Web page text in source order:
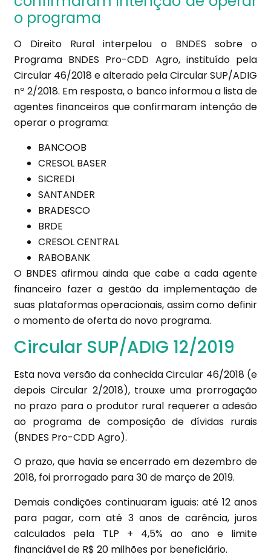
o programa
O Direito Rural interpelou o BNDES sobre o
Programa BNDES Pro-CDD Agro, instituído pela
Circular 46/2018 e alterado pela Circular SUP/ADIG
nº 2/2018. Em resposta, o banco informou a lista de
agentes financeiros que confirmaram intenção de
operar o programa:
BANCOOB
CRESOL BASER
SICREDI
SANTANDER
BRADESCO
BRDE
CRESOL CENTRAL
RABOBANK
O BNDES afirmou ainda que cabe a cada agente
financeiro fazer a gestão da implementação de
suas plataformas operacionais, assim como definir
o momento de oferta do novo programa.
Circular SUP/ADIG 12/2019
Esta nova versão da conhecida Circular 46/2018 (e
depois Circular 2/2018), trouxe uma prorrogação
no prazo para o produtor rural requerer a adesão
ao programa de composição de dívidas rurais
(BNDES Pro-CDD Agro).
O prazo, que havia se encerrado em dezembro de
2018, foi prorrogado para 30 de março de 2019.
Demais condições continuaram iguais: até 12 anos
para pagar, com até 3 anos de carência, juros
calculados pela TLP + 4,5% ao ano e limite
financiável de R$ 20 milhões por beneficiário.